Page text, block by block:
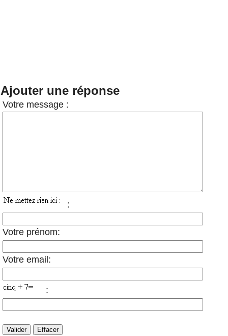
Ajouter une réponse
Votre message :
:
Votre prénom:
Votre email:
: